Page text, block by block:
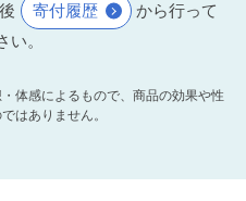
寄付履歴
から行って
い。
体感によるもので、商品の効果や性
はありません。